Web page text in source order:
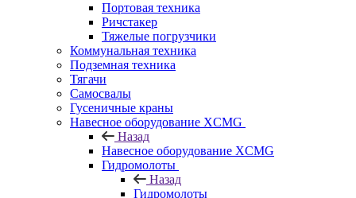
Портовая техника
Ричстакер
Тяжелые погрузчики
Коммунальная техника
Подземная техника
Тягачи
Самосвалы
Гусеничные краны
Навесное оборудование XCMG
Назад
Навесное оборудование XCMG
Гидромолоты
Назад
Гидромолоты